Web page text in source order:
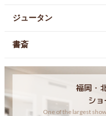
ジュータン
書斎
福岡・
シ
One of the largest